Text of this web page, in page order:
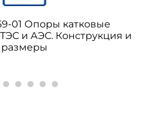
01 Опоры катковые
и АЭС. Конструкция и
размеры